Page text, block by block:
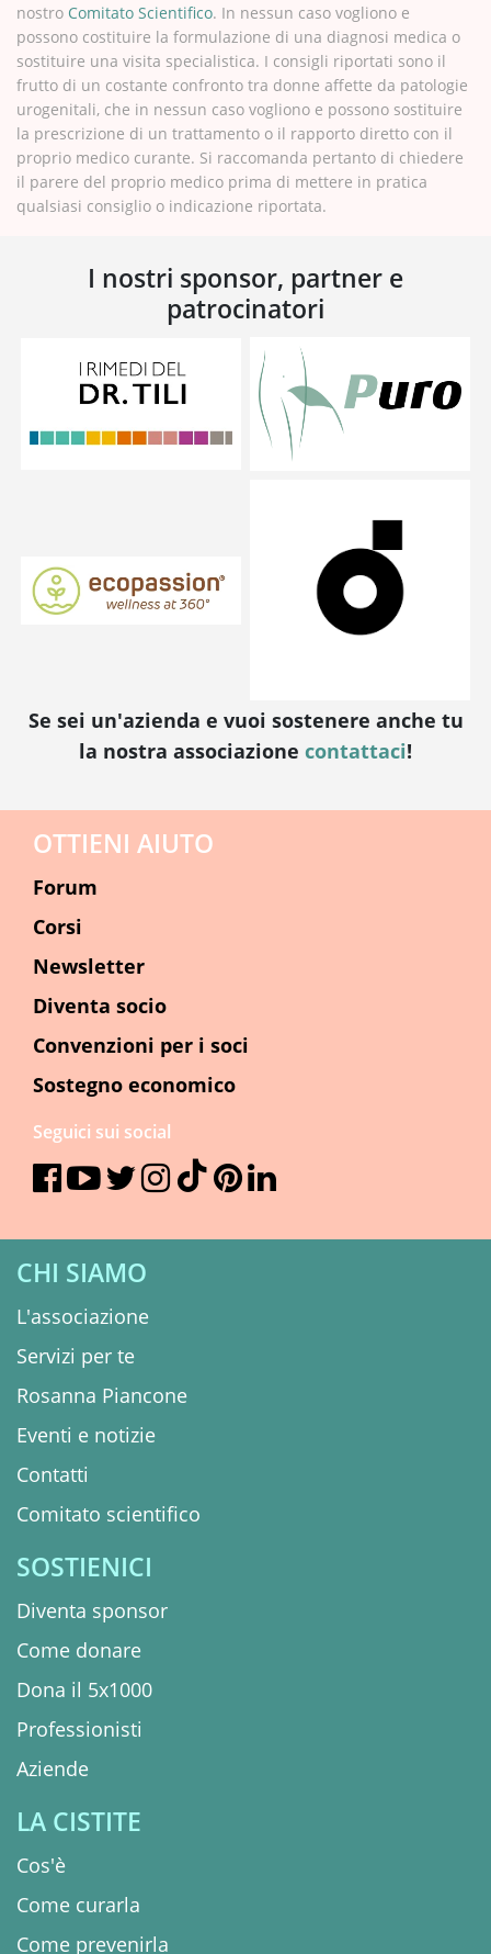
nostro Comitato Scientifico. In nessun caso vogliono e
possono costituire la formulazione di una diagnosi medica o
sostituire una visita specialistica. I consigli riportati sono il
frutto di un costante confronto tra donne affette da patologie
urogenitali, che in nessun caso vogliono e possono sostituire
la prescrizione di un trattamento o il rapporto diretto con il
proprio medico curante. Si raccomanda pertanto di chiedere
il parere del proprio medico prima di mettere in pratica
qualsiasi consiglio o indicazione riportata.
I nostri sponsor, partner e
patrocinatori
Se sei un'azienda e vuoi sostenere anche tu
la nostra associazione contattaci!
CHI SIAMO
L'associazione
Servizi per te
Rosanna Piancone
Eventi e notizie
Contatti
Comitato scientifico
SOSTIENICI
Diventa sponsor
Come donare
Dona il 5x1000
Professionisti
Aziende
LA CISTITE
Cos'è
Come curarla
Come prevenirla
OTTIENI AIUTO
Forum
Corsi
Newsletter
Diventa socio
Convenzioni per i soci
Sostegno economico
Seguici sui social